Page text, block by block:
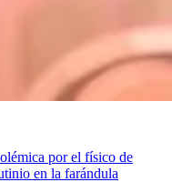
por el físico de
en la farándula